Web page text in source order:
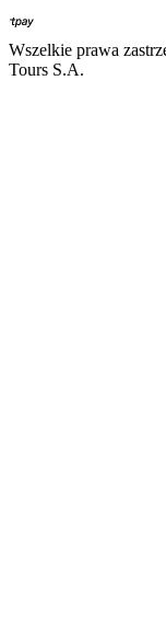
Wszelkie prawa
Tours S.A.